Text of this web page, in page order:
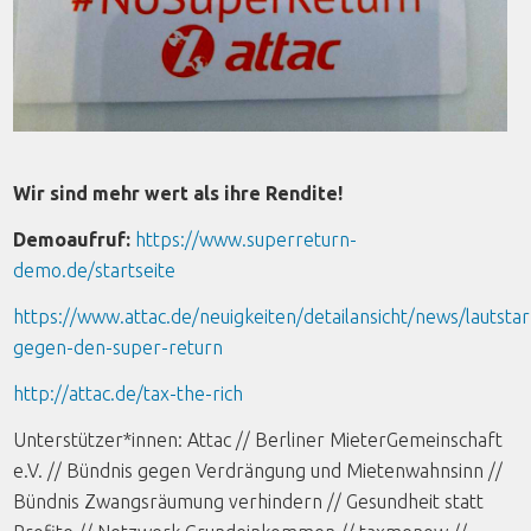
Wir sind mehr wert als ihre Rendite!
Demoaufruf: https://www.superreturn-
demo.de/startseite
https://www.attac.de/neuigkeiten/detailansicht/news/
gegen-den-super-return
http://attac.de/tax-the-rich
Unterstützer*innen: Attac // Berliner MieterGemeinschaft
e.V. // Bündnis gegen Verdrängung und Mietenwahnsinn //
Bündnis Zwangsräumung verhindern // Gesundheit statt